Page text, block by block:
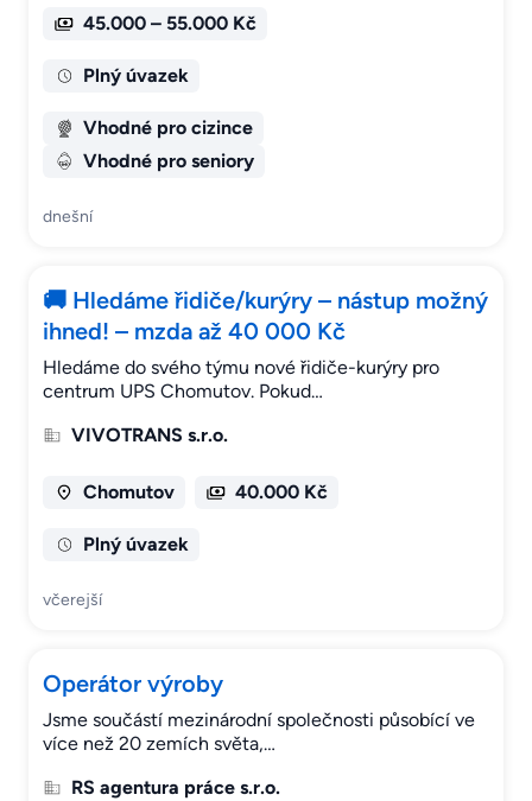
45.000 – 55.000 Kč
Plný úvazek
Vhodné pro cizince
Vhodné pro seniory
dnešní
🚚 Hledáme řidiče/kurýry – nástup možný
ihned! – mzda až 40 000 Kč
Hledáme do svého týmu nové řidiče-kurýry pro
centrum UPS Chomutov. Pokud…
VIVOTRANS s.r.o.
Chomutov 40.000 Kč
Plný úvazek
včerejší
Operátor výroby
Jsme součástí mezinárodní společnosti působící ve
více než 20 zemích světa,…
RS agentura práce s.r.o.